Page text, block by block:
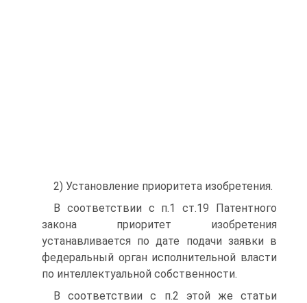
2) Установление приоритета изобретения.
В соответствии с п.1 ст.19 Патентного
закона приоритет изобретения
устанавливается по дате подачи заявки в
федеральный орган исполнительной власти
по интеллектуальной собственности.
В соответствии с п.2 этой же статьи